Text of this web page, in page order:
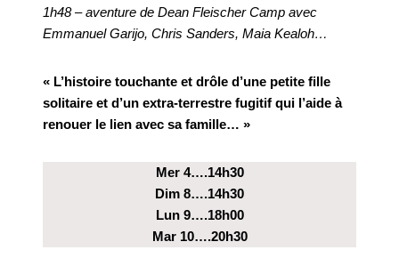
1h48 – aventure de Dean Fleischer Camp avec
Emmanuel Garijo, Chris Sanders, Maia Kealoh…
« L’histoire touchante et drôle d’une petite fille
solitaire et d’un extra-terrestre fugitif qui l’aide à
renouer le lien avec sa famille… »
Mer 4….14h30
Dim 8….14h30
Lun 9….18h00
Mar 10….20h30